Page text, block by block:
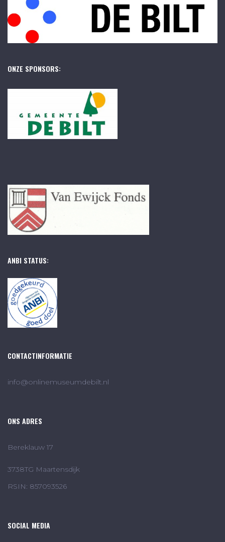
ONZE SPONSORS:
ANBI STATUS:
CONTACTINFORMATIE
info@onlinemuseumdebilt.nl
ONS ADRES
Bereklauw 17
3738TG Maartensdijk
RSIN: 857093526
SOCIAL MEDIA